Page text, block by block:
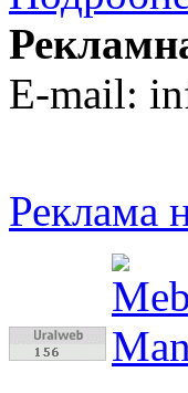
E-mail:
Реклама